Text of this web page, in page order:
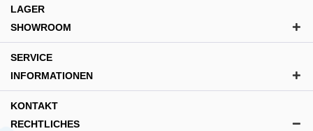
LAGER
SHOWROOM
SERVICE
INFORMATIONEN
KONTAKT
RECHTLICHES